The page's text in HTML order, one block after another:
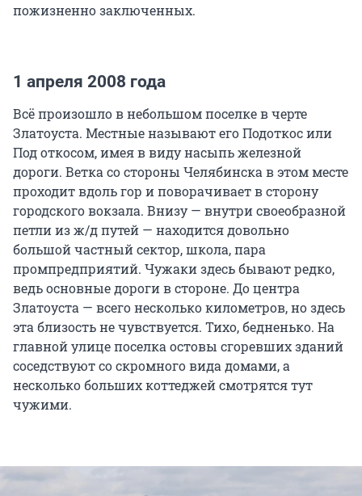
пожизненно заключенных.
1 апреля 2008 года
Всё произошло в небольшом поселке в черте
Златоуста. Местные называют его Подоткос или
Под откосом, имея в виду насыпь железной
дороги. Ветка со стороны Челябинска в этом месте
проходит вдоль гор и поворачивает в сторону
городского вокзала. Внизу — внутри своеобразной
петли из ж/д путей — находится довольно
большой частный сектор, школа, пара
промпредприятий. Чужаки здесь бывают редко,
ведь основные дороги в стороне. До центра
Златоуста — всего несколько километров, но здесь
эта близость не чувствуется. Тихо, бедненько. На
главной улице поселка остовы сгоревших зданий
соседствуют со скромного вида домами, а
несколько больших коттеджей смотрятся тут
чужими.